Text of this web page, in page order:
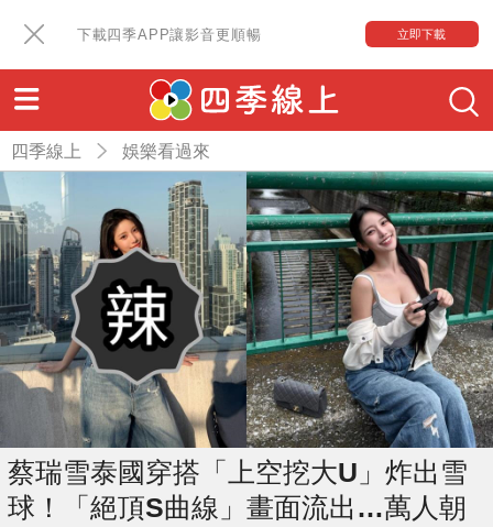
下載四季APP讓影音更順暢 立即下載
四季線上 娛樂看過來
蔡瑞雪泰國穿搭「上空挖大U」炸出雪
球！「絕頂S曲線」畫面流出…萬人朝